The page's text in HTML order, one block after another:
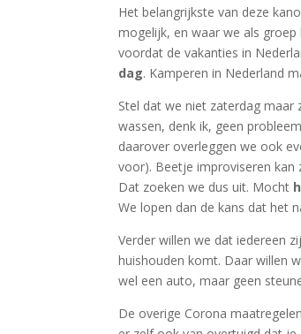
Het belangrijkste van deze
mogelijk, en waar we als
voordat de vakanties in
dag. Kamperen in Nederland
Stel dat we niet zaterdag
wassen, denk ik, geen
daarover overleggen we ook
voor). Beetje improviseren kan
Dat zoeken we dus uit. Mocht
We lopen dan de kans dat het
Verder willen we dat iedereen
huishouden komt. Daar willen
wel een auto, maar geen
De overige Corona